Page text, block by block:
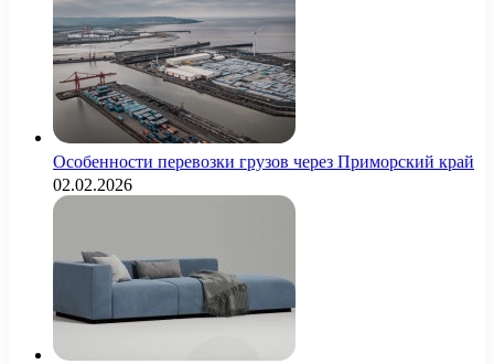
Особенности перевозки грузов через Приморский край
02.02.2026